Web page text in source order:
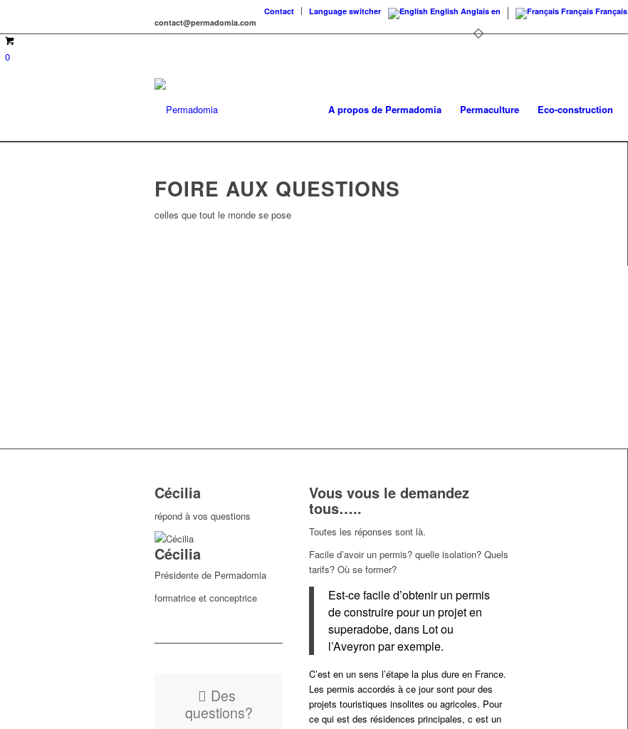
Contact Language switcher English Anglais en Français Français
contact@permadomia.com
0
A propos de Permadomia Permaculture Eco-construction
FOIRE AUX QUESTIONS
celles que tout le monde se pose
Cécilia
répond à vos questions
Cécilia
Présidente de Permadomia
formatrice et conceptrice
Des
questions?
Vous vous le demandez
tous…..
Toutes les réponses sont là.
Facile d’avoir un permis? quelle isolation? Quels
tarifs? Où se former?
Est-ce facile d’obtenir un permis
de construire pour un projet en
superadobe, dans Lot ou
l’Aveyron par exemple.
C’est en un sens l’étape la plus dure en France.
Les permis accordés à ce jour sont pour des
projets touristiques insolites ou agricoles. Pour
ce qui est des résidences principales, c est un